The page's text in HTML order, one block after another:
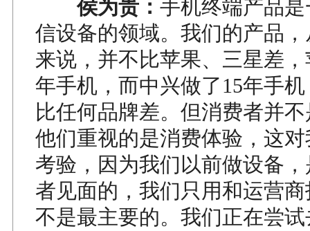
侯为贵： 手机终端产品
信设备的领域。我们的产品
来说，并不比苹果、三星差
年手机，而中兴做了15年手
比任何品牌差。但消费者并不
他们重视的是消费体验，这
考验，因为我们以前做设备
者见面的，我们只用和运营
不是最主要的。我们正在尝